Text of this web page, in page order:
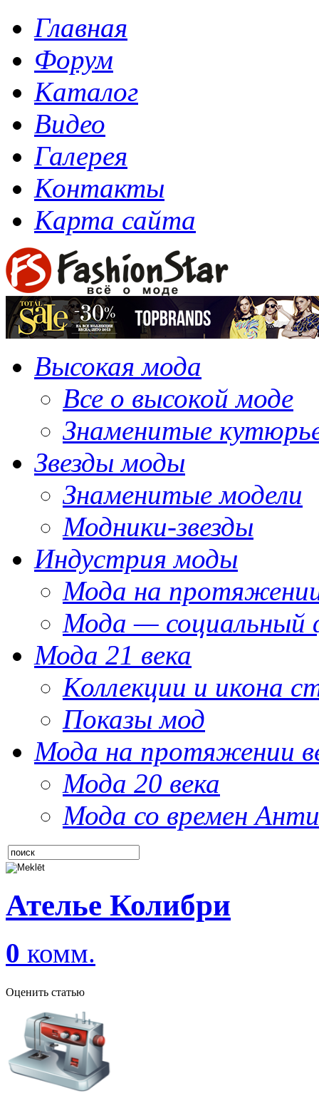
Главная
Форум
Каталог
Видео
Галерея
Контакты
Карта сайта
Высокая мода
Все о высокой моде
Знаменитые
Звезды моды
Знаменитые модели
Модники-звезды
Индустрия моды
Мода на
Мода — социальный
Мода 21 века
Коллекции и икона
Показы мод
Мода на протяжении
Мода 20 века
Мода со времен
Ателье Колибри
0 комм.
Оценить статью